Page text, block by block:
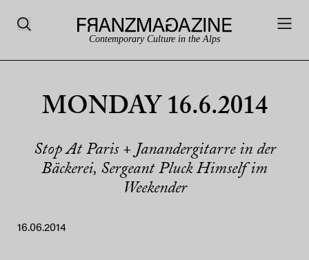
Contemporary Culture in the Alps
MONDAY 16.6.2014
Stop At Paris + Janandergitarre in der
Bäckerei, Sergeant Pluck Himself im
Weekender
16.06.2014